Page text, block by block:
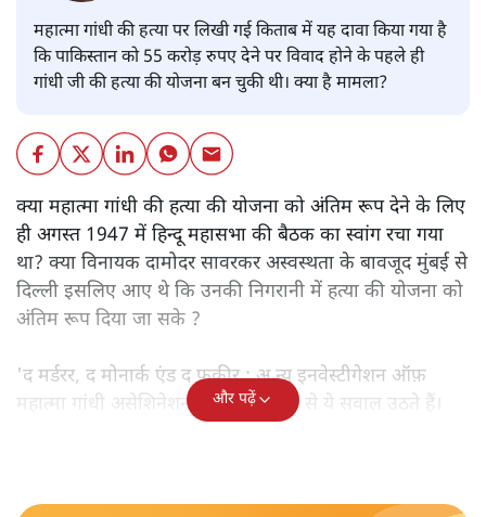
महात्मा गांधी की हत्या पर लिखी गई किताब में यह दावा किया गया है
कि पाकिस्तान को 55 करोड़ रुपए देने पर विवाद होने के पहले ही
गांधी जी की हत्या की योजना बन चुकी थी। क्या है मामला?
क्या महात्मा गांधी की हत्या की योजना को अंतिम रूप देने के लिए
ही अगस्त 1947 में हिन्दू महासभा की बैठक का स्वांग रचा गया
था? क्या विनायक दामोदर सावरकर अस्वस्थता के बावजूद मुंबई से
दिल्ली इसलिए आए थे कि उनकी निगरानी में हत्या की योजना को
अंतिम रूप दिया जा सके ?
'द मर्डरर, द मोनार्क एंड द फ़कीर : अ न्यू इनवेस्टीगेशन ऑफ़
महात्मा गांधी असेशिनेशन' नामक किताब से ये सवाल उठते हैं।
और पढ़ें